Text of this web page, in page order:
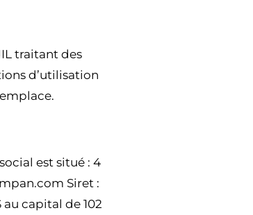
traitant des
d’utilisation
est situé : 4
Siret :
au capital de 102